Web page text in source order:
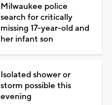
Milwaukee police
search for critically
missing 17-year-old and
her infant son
Isolated shower or
storm possible this
evening